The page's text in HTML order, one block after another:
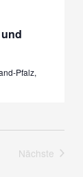
Pfalz,
Nächste